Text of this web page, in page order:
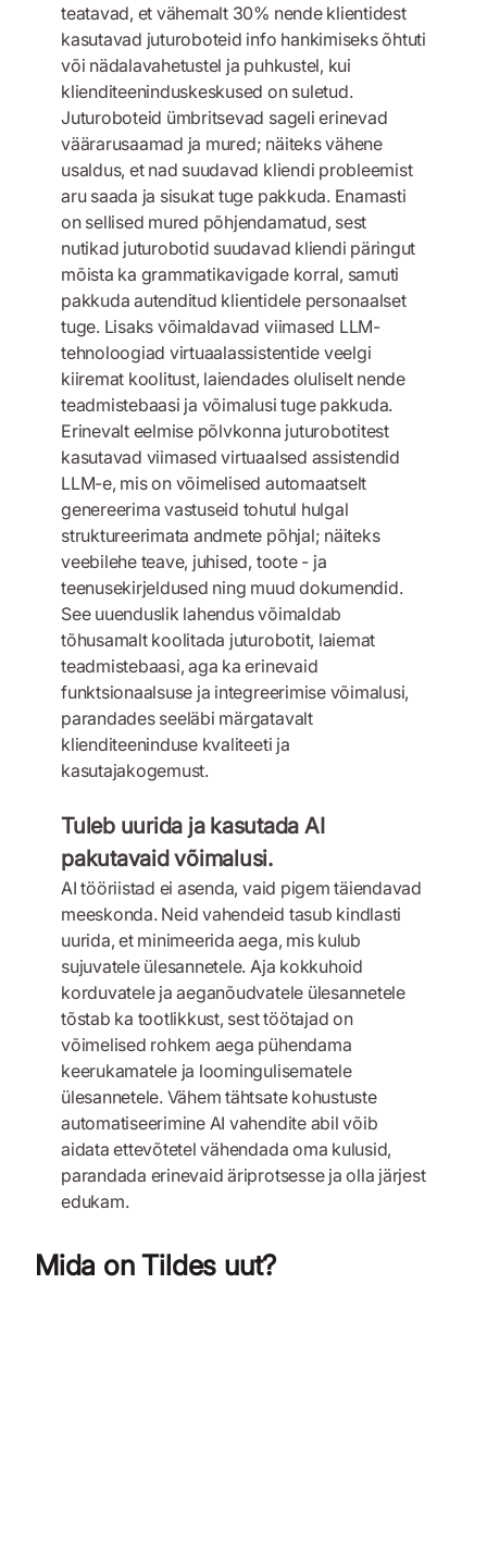
teatavad, et vähemalt 30% nende klientidest
kasutavad juturoboteid info hankimiseks õhtuti
või nädalavahetustel ja puhkustel, kui
klienditeeninduskeskused on suletud.
Juturoboteid ümbritsevad sageli erinevad
väärarusaamad ja mured; näiteks vähene
usaldus, et nad suudavad kliendi probleemist
aru saada ja sisukat tuge pakkuda. Enamasti
on sellised mured põhjendamatud, sest
nutikad juturobotid suudavad kliendi päringut
mõista ka grammatikavigade korral, samuti
pakkuda autenditud klientidele personaalset
tuge. Lisaks võimaldavad viimased LLM-
tehnoloogiad virtuaalassistentide veelgi
kiiremat koolitust, laiendades oluliselt nende
teadmistebaasi ja võimalusi tuge pakkuda.
Erinevalt eelmise põlvkonna juturobotitest
kasutavad viimased virtuaalsed assistendid
LLM-e, mis on võimelised automaatselt
genereerima vastuseid tohutul hulgal
struktureerimata andmete põhjal; näiteks
veebilehe teave, juhised, toote - ja
teenusekirjeldused ning muud dokumendid.
See uuenduslik lahendus võimaldab
tõhusamalt koolitada juturobotit, laiemat
teadmistebaasi, aga ka erinevaid
funktsionaalsuse ja integreerimise võimalusi,
parandades seeläbi märgatavalt
klienditeeninduse kvaliteeti ja
kasutajakogemust.
Tuleb uurida ja kasutada AI
pakutavaid võimalusi.
AI tööriistad ei asenda, vaid pigem täiendavad
meeskonda. Neid vahendeid tasub kindlasti
uurida, et minimeerida aega, mis kulub
sujuvatele ülesannetele. Aja kokkuhoid
korduvatele ja aeganõudvatele ülesannetele
tõstab ka tootlikkust, sest töötajad on
võimelised rohkem aega pühendama
keerukamatele ja loomingulisematele
ülesannetele. Vähem tähtsate kohustuste
automatiseerimine AI vahendite abil võib
aidata ettevõtetel vähendada oma kulusid,
parandada erinevaid äriprotsesse ja olla järjest
edukam.
Mida on Tildes uut?